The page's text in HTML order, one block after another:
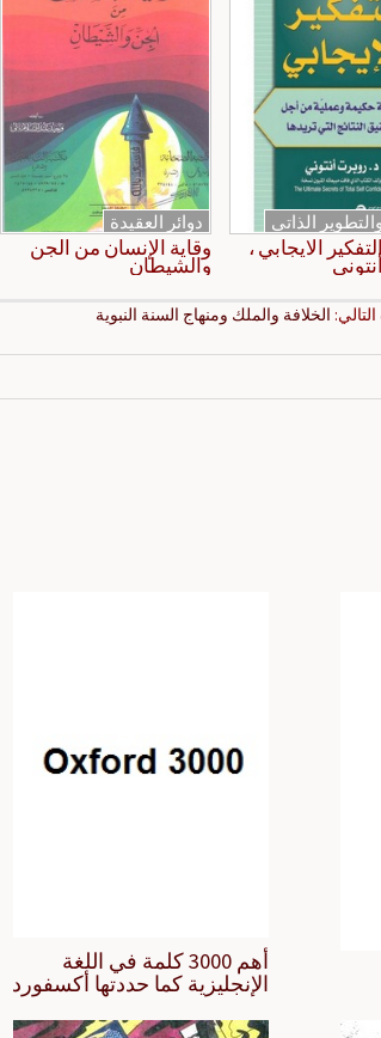
الذاتي
الايجابي ،
دوائر العقيدة
وقاية الإنسان من الجن
والشيطان
الخلافة والملك ومنهاج السنة النبوية
أهم 3000 كلمة في اللغة
الإنجليزية كما حددتها أكسفورد